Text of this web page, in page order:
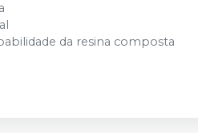
da resina composta